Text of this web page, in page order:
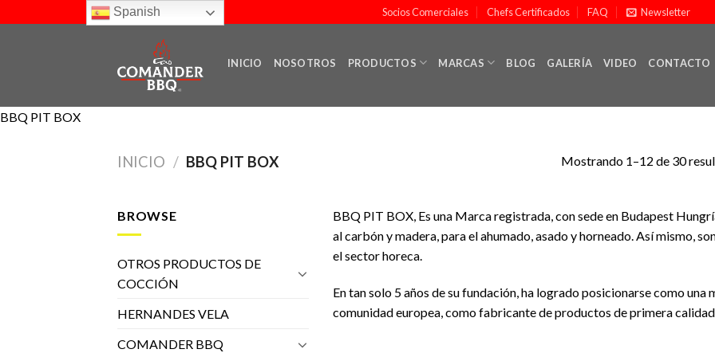
to
Socios Comerciales Chefs Certificados FAQ Newsletter
INICIO NOSOTROS PRODUCTOS MARCAS BLOG GALERÍA VIDEO CONTACTO
BBQ PIT BOX
INICIO / BBQ PIT BOX Mostrando 1–12 de 30
BROWSE
OTROS PRODUCTOS DE
COCCIÓN
HERNANDES VELA
COMANDER BBQ
BBQ PIT BOX, Es una Marca registrada, con sede en Budapest
al carbón y madera, para el ahumado, asado y horneado. Así mismo,
el sector horeca.
En tan solo 5 años de su fundación, ha logrado posicionarse como
comunidad europea, como fabricante de productos de primera
Spanish